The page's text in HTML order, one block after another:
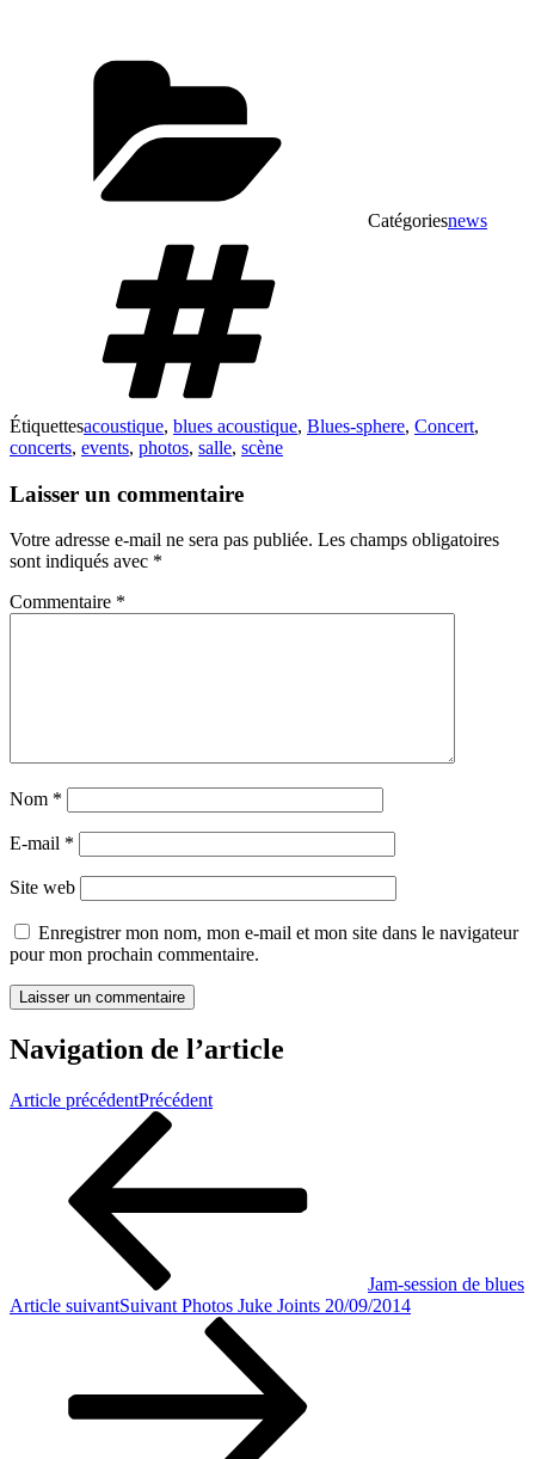
Catégoriesnews
Étiquettesacoustique, blues acoustique, Blues-sphere, Concert,
concerts, events, photos, salle, scène
Laisser un commentaire
Votre adresse e-mail ne sera pas publiée. Les champs obligatoires
sont indiqués avec *
Commentaire *
Nom *
E-mail *
Site web
Enregistrer mon nom, mon e-mail et mon site dans le navigateur
pour mon prochain commentaire.
Navigation de l’article
Article précédentPrécédent
Jam-session de blues
Article suivantSuivant Photos Juke Joints 20/09/2014